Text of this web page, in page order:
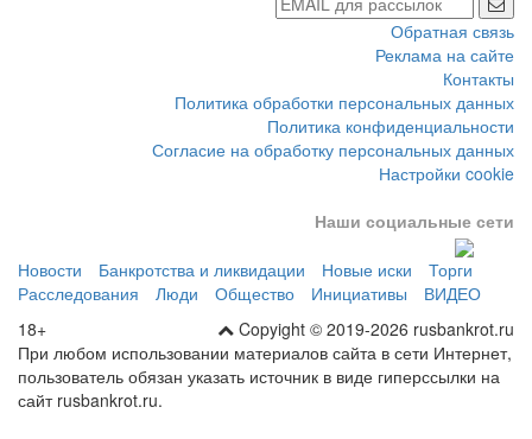
Обратная связь
Реклама на сайте
Контакты
Политика обработки персональных данных
Политика конфиденциальности
Согласие на обработку персональных данных
Настройки cookie
Наши социальные сети
Новости Банкротства и ликвидации Новые иски
Торги
Расследования
Люди Общество Инициативы
ВИДЕО
Copyight © 2019-2026 rusbankrot.ru
18+
При любом использовании материалов сайта в сети Интернет,
пользователь обязан указать источник в виде гиперссылки на
сайт rusbankrot.ru.